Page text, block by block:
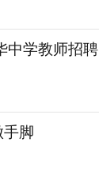
中学教师招聘
脚